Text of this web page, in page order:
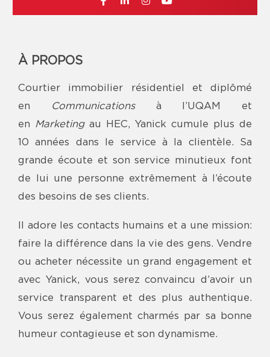
À PROPOS
Courtier immobilier résidentiel et diplômé
en
Communications à l’UQAM et
en
Marketingau HEC, Yanick cumule plus de
10 années dans le service à la clientèle. Sa
grande écoute et son service minutieux font
de lui une personne extrêmement à l’écoute
des besoins de ses clients.
Il adore les contacts humains et a une mission:
faire la différence dans la vie des gens. Vendre
ou acheter nécessite un grand engagement et
avec Yanick, vous serez convaincu d’avoir un
service transparent et des plus authentique.
Vous serez également charmés par sa bonne
humeur contagieuse et son dynamisme.